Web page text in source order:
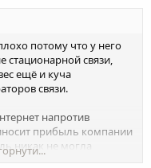
потому что у него
стационарной связи,
ещё и куча
связи.
напротив
прибыль компании
никак не могла
связи.